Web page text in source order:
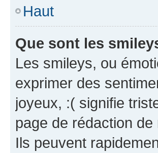
Haut
Que sont les
Les smileys, ou
exprimer des
joyeux, :( signifie
page de rédaction
Ils peuvent